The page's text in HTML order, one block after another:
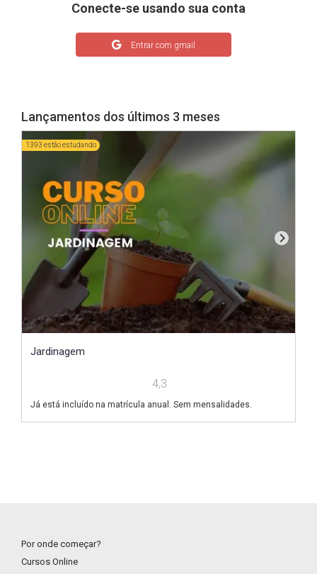
Conecte-se usando sua conta
Entrar com gmail
Lançamentos dos últimos 3 meses
1393 estão estudando
Jardinagem
4,3
Já está incluído na matrícula anual. Sem mensalidades.
Por onde começar?
Cursos Online